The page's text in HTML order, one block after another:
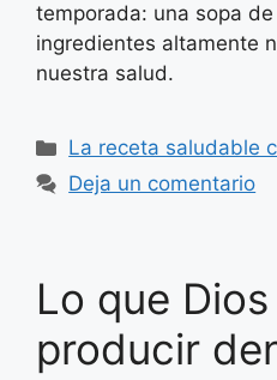
temporada: una sopa
ingredientes altamente
nuestra salud.
Categorías
La receta saludable
Deja un comentario
Lo que
producir